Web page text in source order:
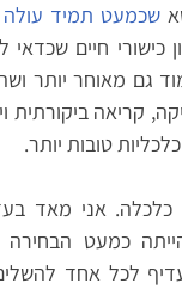
שכמעט תמיד
כישורי חיים שכדאי
גם מאוחר יותר
קריאה ביקורתית
טובות יותר.
כלכלה. אני מאד
כמעט
לכל אחד